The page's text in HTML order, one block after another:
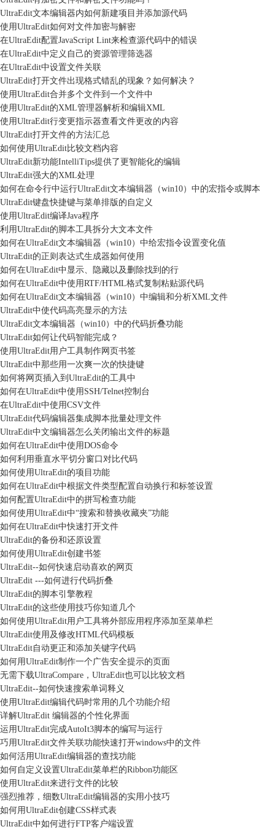
UltraEdit文本编辑器内如何新建项目并添加源代码
使用UltraEdit如何对文件加密与解密
在UltraEdit配置JavaScript Lint来检查源代码中的错误
在UltraEdit中定义自己的资源管理筛选器
在UltraEdit中设置文件关联
UltraEdit打开文件出现格式错乱的现象？如何解决？
使用UltraEdit合并多个文件到一个文件中
使用UltraEdit的XML管理器解析和编辑XML
使用UltraEdit行变更指示器查看文件更改的内容
UltraEdit打开文件的方法汇总
如何使用UltraEdit比较文档内容
UltraEdit新功能IntelliTips提供了更智能化的编辑
UltraEdit强大的XML处理
如何在命令行中运行UltraEdit文本编辑器（win10）中的宏指令或脚本
UltraEdit键盘快捷键与菜单排版的自定义
使用UltraEdit编译Java程序
利用UltraEdit的脚本工具拆分大文本文件
如何在UltraEdit文本编辑器（win10）中给宏指令设置变化值
UltraEdit的正则表达式生成器如何使用
如何在UltraEdit中显示、隐藏以及删除找到的行
如何在UltraEdit中使用RTF/HTML格式复制粘贴源代码
如何在UltraEdit文本编辑器（win10）中编辑和分析XML文件
UltraEdit中使代码高亮显示的方法
UltraEdit文本编辑器（win10）中的代码折叠功能
UltraEdit如何让代码智能完成？
使用UltraEdit用户工具制作网页书签
UltraEdit中那些用一次爽一次的快捷键
如何将网页插入到UltraEdit的工具中
如何在UltraEdit中使用SSH/Telnet控制台
在UltraEdit中使用CSV文件
UltraEdit代码编辑器集成脚本批量处理文件
UltraEdit中文编辑器怎么关闭输出文件的标题
如何在UltraEdit中使用DOS命令
如何利用垂直水平切分窗口对比代码
如何使用UltraEdit的项目功能
如何在UltraEdit中根据文件类型配置自动换行和标签设置
如何配置UltraEdit中的拼写检查功能
如何使用UltraEdit中“搜索和替换收藏夹”功能
如何在UltraEdit中快速打开文件
UltraEdit的备份和还原设置
如何使用UltraEdit创建书签
UltraEdit--如何快速启动喜欢的网页
UltraEdit ---如何进行代码折叠
UltraEdit的脚本引擎教程
UltraEdit的这些使用技巧你知道几个
如何使用UltraEdit用户工具将外部应用程序添加至菜单栏
UltraEdit使用及修改HTML代码模板
UltraEdit自动更正和添加关键字代码
如何用UltraEdit制作一个广告安全提示的页面
无需下载UltraCompare，UltraEdit也可以比较文档
UltraEdit--如何快速搜索单词释义
使用UltraEdit编辑代码时常用的几个功能介绍
详解UltraEdit 编辑器的个性化界面
运用UltraEdit完成AutoIt3脚本的编写与运行
巧用UltraEdit文件关联功能快速打开windows中的文件
如何活用UltraEdit编辑器的查找功能
如何自定义设置UltraEdit菜单栏的Ribbon功能区
使用UltraEdit来进行文件的比较
强烈推荐，细数UltraEdit编辑器的实用小技巧
如何用UltraEdit创建CSS样式表
UltraEdit中如何进行FTP客户端设置